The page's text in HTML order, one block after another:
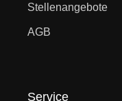
Stellenangebote
AGB
Service